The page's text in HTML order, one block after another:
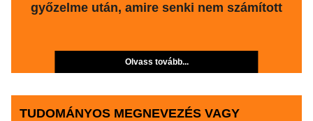
győzelme után, amire senki nem számított
Olvass tovább...
TUDOMÁNYOS MEGNEVEZÉS VAGY